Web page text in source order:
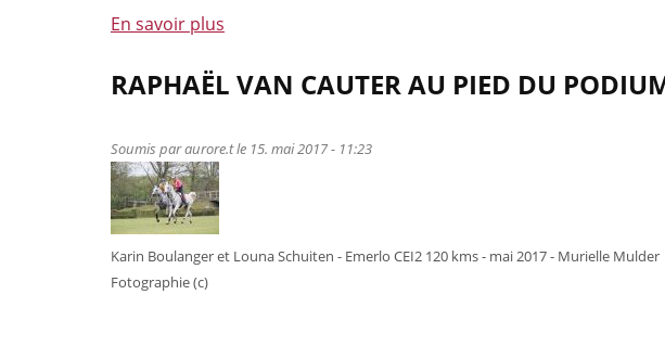
En savoir plus
de
Luisa
et
de
RAPHAËL VAN CAUTER AU PIED DU
Soumis paraurore.tle 15. mai 2017 - 11:23
Karin Boulanger et Louna Schuiten - Emerlo CEI2 120 kms - mai 2017 - Murielle Mulder
Fotographie (c)